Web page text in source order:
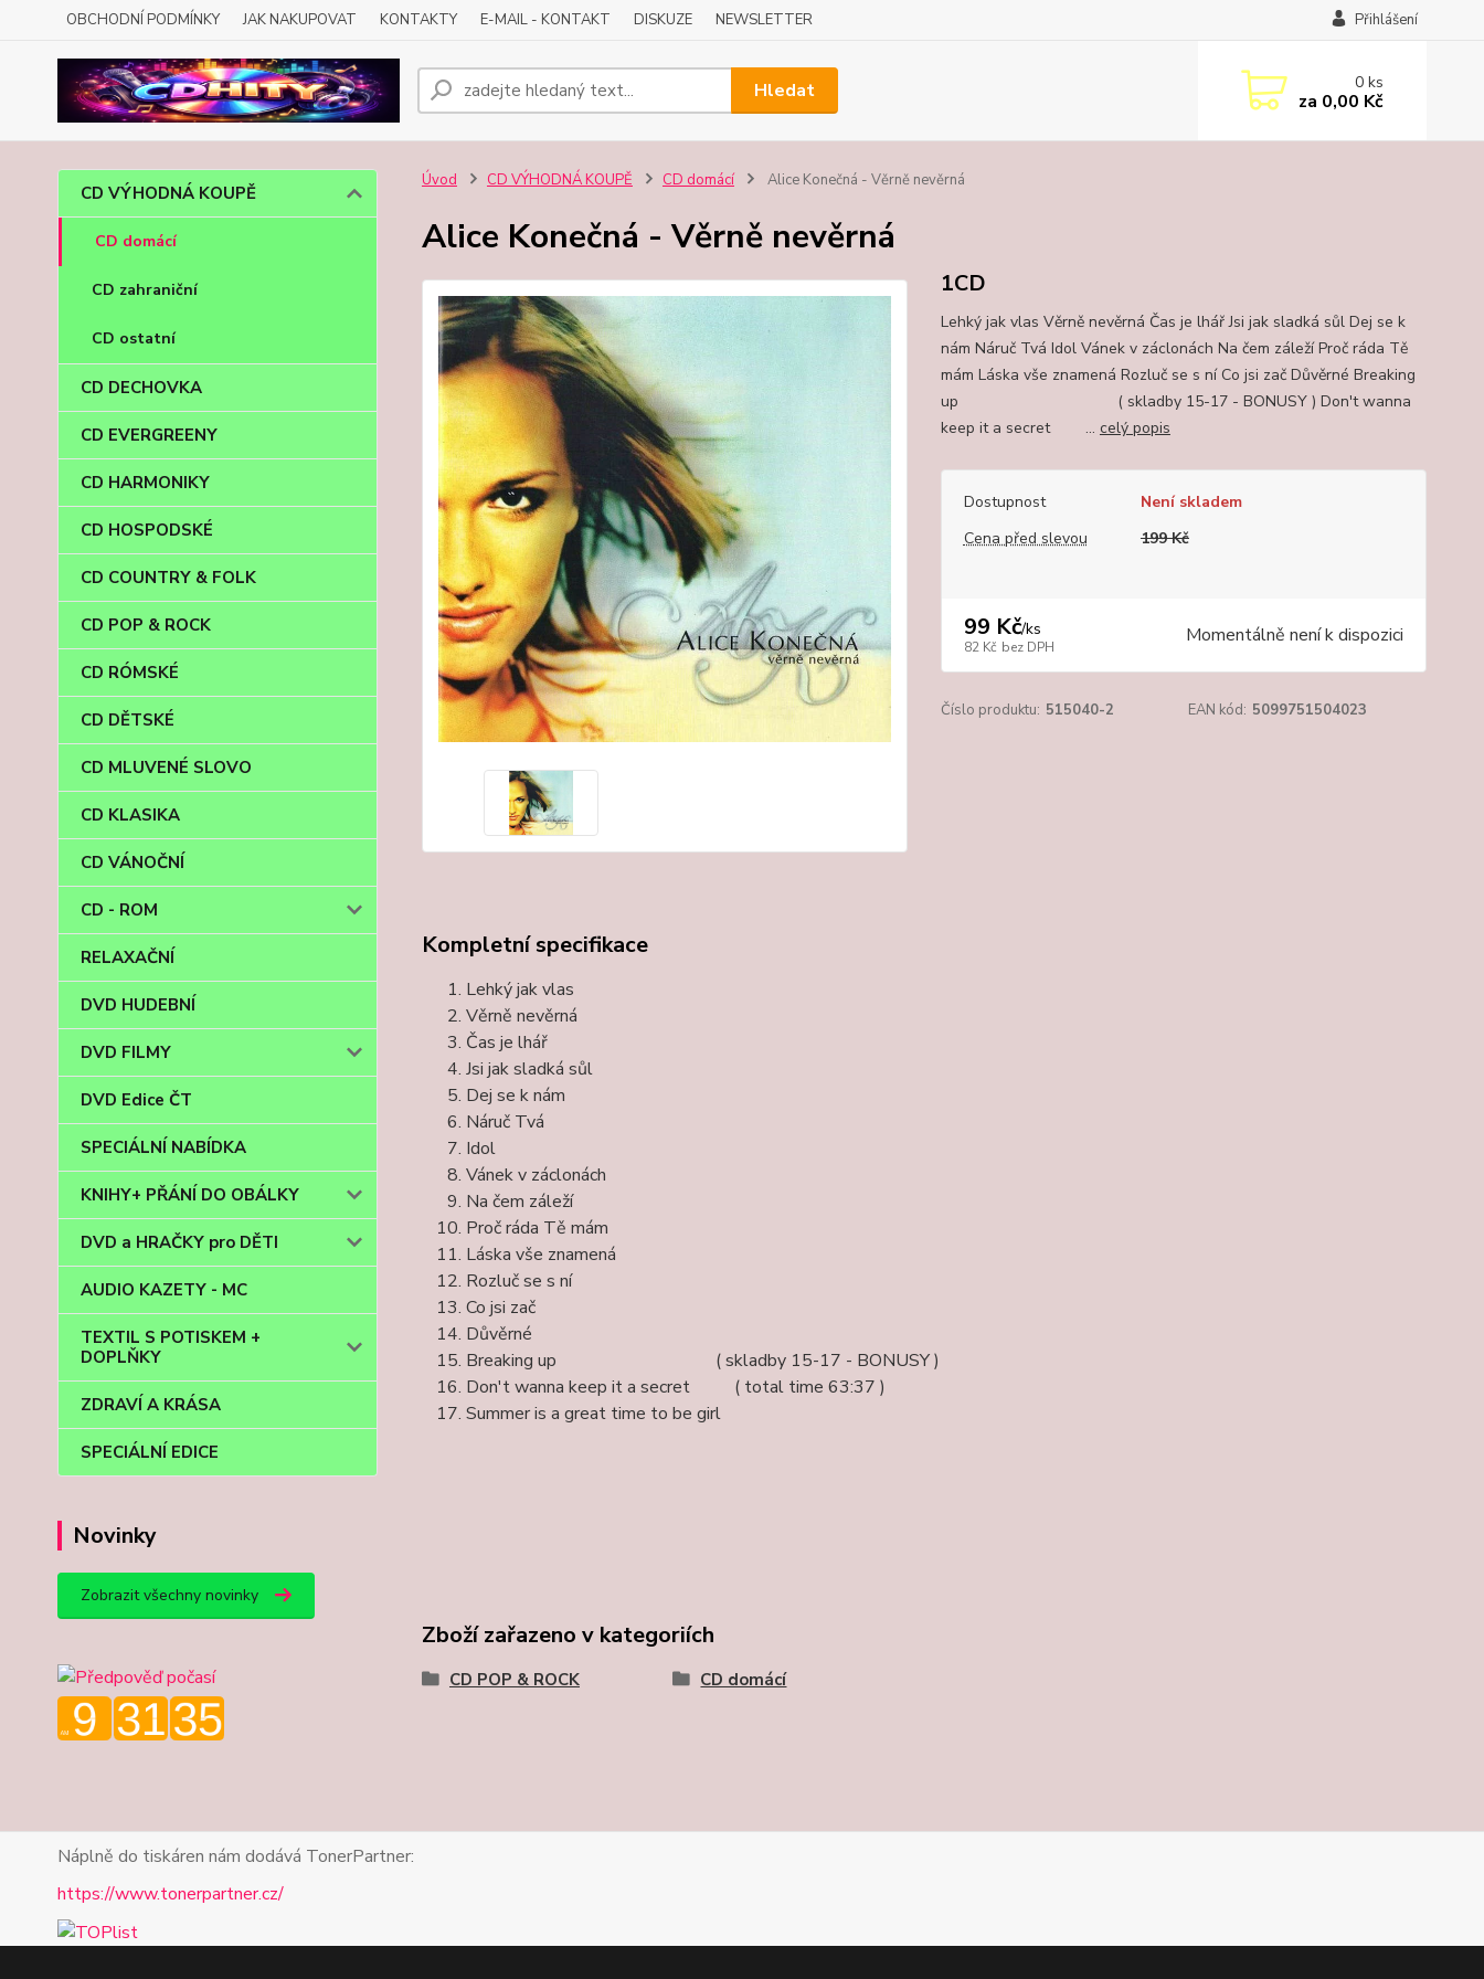
OBCHODNÍ PODMÍNKY JAK NAKUPOVAT KONTAKTY E-MAIL - KONTAKT DISKUZE NEWSLETTER Přihlášení
Hledat 0ks
za 0,00 Kč
CD VÝHODNÁ KOUPĚ
CD domácí
CD zahraniční
CD ostatní
CD DECHOVKA
CD EVERGREENY
CD HARMONIKY
CD HOSPODSKÉ
CD COUNTRY & FOLK
CD POP & ROCK
CD RÓMSKÉ
CD DĚTSKÉ
CD MLUVENÉ SLOVO
CD KLASIKA
CD VÁNOČNÍ
CD - ROM
RELAXAČNÍ
DVD HUDEBNÍ
DVD FILMY
DVD Edice ČT
SPECIÁLNÍ NABÍDKA
KNIHY+ PŘÁNÍ DO OBÁLKY
DVD a HRAČKY pro DĚTI
AUDIO KAZETY - MC
TEXTIL S POTISKEM +
DOPLŇKY
ZDRAVÍ A KRÁSA
SPECIÁLNÍ EDICE
Novinky
Zobrazit všechny novinky
Úvod CD VÝHODNÁ KOUPĚ CD domácí Alice Konečná - Věrně nevěrná
Alice Konečná - Věrně nevěrná
1CD
Lehký jak vlas Věrně nevěrná Čas je lhář Jsi jak sladká sůl Dej se k
nám Náruč Tvá Idol Vánek v záclonách Na čem záleží Proč ráda Tě
mám Láska vše znamená Rozluč se s ní Co jsi zač Důvěrné Breaking
up ( skladby 15-17 - BONUSY ) Don't wanna
keep it a secret ... celý popis
Dostupnost
Není skladem
Cena před slevou
199 Kč
99 Kč/ks
82 Kč bez DPH Momentálně není k dispozici
Číslo produktu: 515040-2 EAN kód: 5099751504023
Kompletní specifikace
Lehký jak vlas
Věrně nevěrná
Čas je lhář
Jsi jak sladká sůl
Dej se k nám
Náruč Tvá
Idol
Vánek v záclonách
Na čem záleží
Proč ráda Tě mám
Láska vše znamená
Rozluč se s ní
Co jsi zač
Důvěrné
Breaking up ( skladby 15-17 - BONUSY )
Don't wanna keep it a secret ( total time 63:37 )
Summer is a great time to be girl
Zboží zařazeno v kategoriích
CD POP & ROCK CD domácí
Náplně do tiskáren nám dodává TonerPartner:
https://www.tonerpartner.cz/